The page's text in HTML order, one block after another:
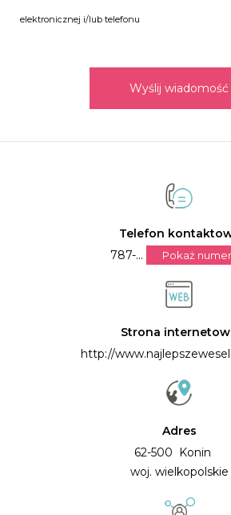
elektronicznej i/lub telefonu
Wyślij wiadomość
Telefon
787-...
Pokaż numer
Strona
http://
Adres
62-500 Konin
woj. wielkopolskie